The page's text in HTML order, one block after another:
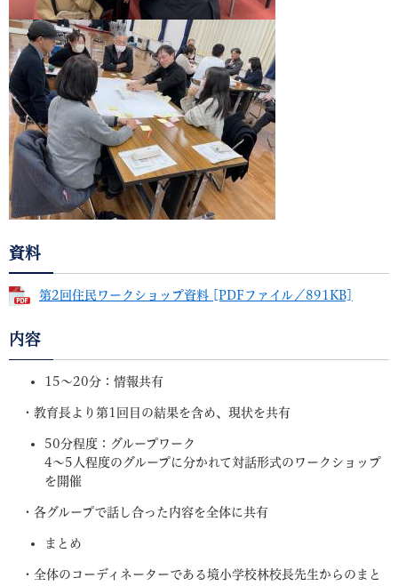
資料
第2回住民ワークショップ資料 [PDFファイル／891KB]
内容
15～20分：情報共有
・教育長より第1回目の結果を含め、現状を共有
50分程度：グループワーク
4～5人程度のグループに分かれて対話形式のワークショップ
を開催
・各グループで話し合った内容を全体に共有
まとめ
・全体のコーディネーターである境小学校林校長先生からのまと